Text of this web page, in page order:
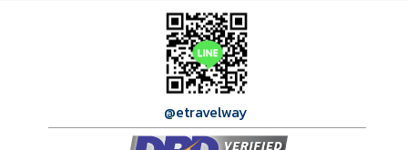
@etravelway